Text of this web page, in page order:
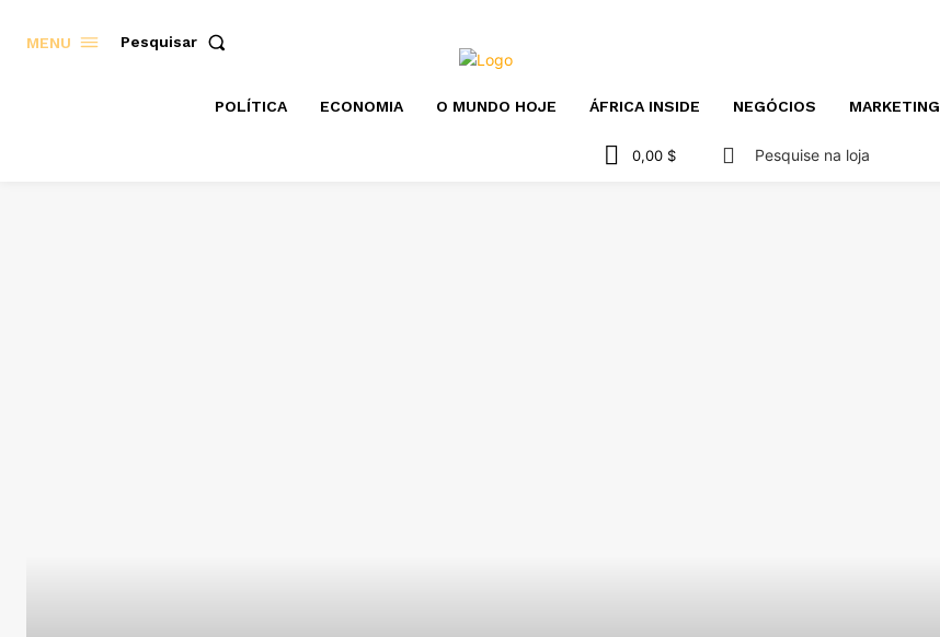
MENU Pesquisar
POLÍTICA ECONOMIA O MUNDO HOJE ÁFRICA INSIDE NEGÓCIOS MARKETING
0,00 $ Pesquise na loja